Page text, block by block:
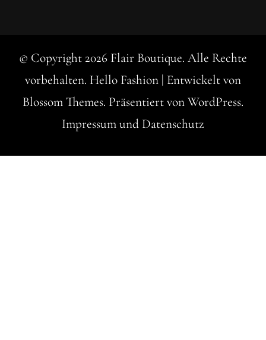
© Copyright 2026 Flair Boutique. Alle Rechte
vorbehalten. Hello Fashion | Entwickelt von
Blossom Themes. Präsentiert vonWordPress.
Impressum und Datenschutz